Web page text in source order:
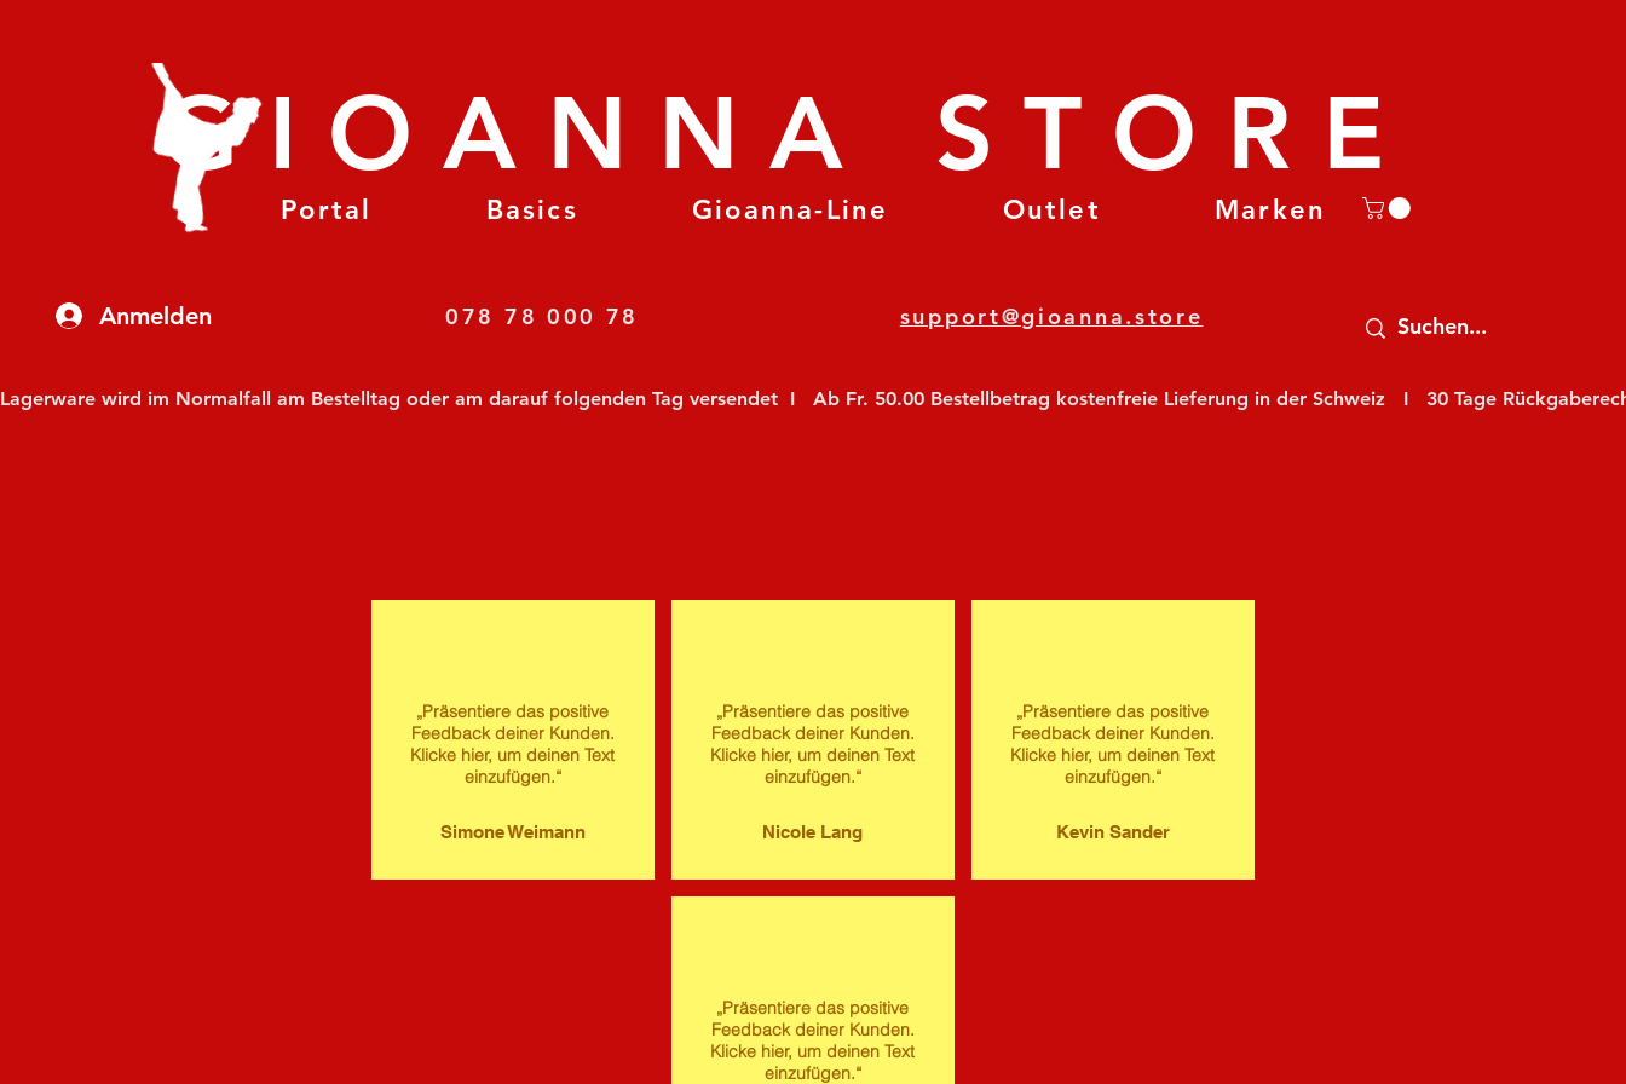
Anmelden
Portal Basics Gioanna-Line Outlet Marken
GIOANNA STORE
078 78 000 78 support@gioanna.store
Lagerware wird im Normalfall am Bestelltag oder am darauf folgenden Tag versendet  I   Ab Fr. 50.00 Bestellbetrag kostenfreie Lieferung in der Schweiz   I   30 Tage
„Präsentiere das positive
Feedback deiner Kunden.
Klicke hier, um deinen Text
einzufügen.“
Simone Weimann
„Präsentiere das positive
Feedback deiner Kunden.
Klicke hier, um deinen Text
einzufügen.“
Nicole Lang
„Präsentiere das positive
Feedback deiner Kunden.
Klicke hier, um deinen Text
einzufügen.“
Kevin Sander
„Präsentiere das positive
Feedback deiner Kunden.
Klicke hier, um deinen Text
einzufügen.“